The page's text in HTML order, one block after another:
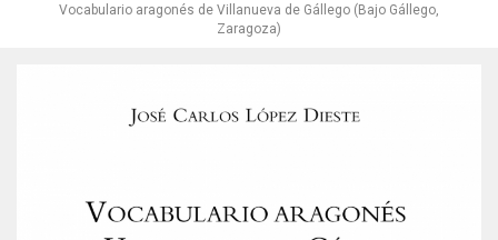
Vocabulario aragonés de Villanueva de Gállego (Bajo Gállego,
Zaragoza)